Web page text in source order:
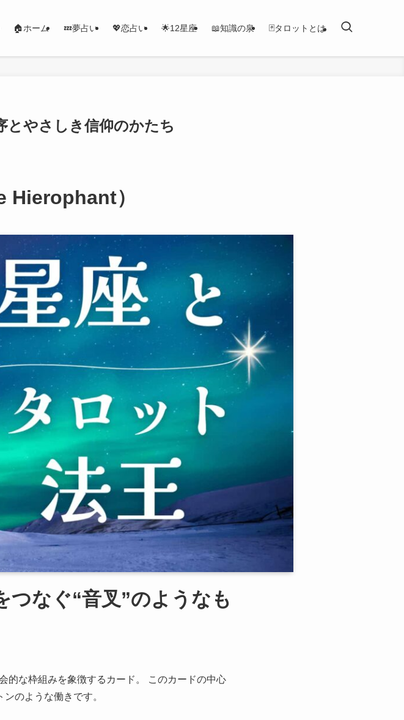
🏠ホーム 💤夢占い 💖恋占い 🌟12星座 📖知識の泉 🃏タロットとは
とやさしき信仰のかたち
Hierophant）
つなぐ“音叉”のようなも
的な枠組みを象徴するカード。 このカードの中心
のような働きです。